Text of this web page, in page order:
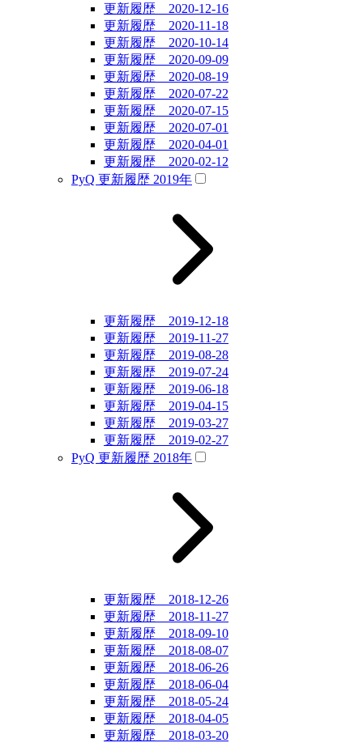
更新履歴 2020-12-16
更新履歴 2020-11-18
更新履歴 2020-10-14
更新履歴 2020-09-09
更新履歴 2020-08-19
更新履歴 2020-07-22
更新履歴 2020-07-15
更新履歴 2020-07-01
更新履歴 2020-04-01
更新履歴 2020-02-12
PyQ 更新履歴 2019年
更新履歴 2019-12-18
更新履歴 2019-11-27
更新履歴 2019-08-28
更新履歴 2019-07-24
更新履歴 2019-06-18
更新履歴 2019-04-15
更新履歴 2019-03-27
更新履歴 2019-02-27
PyQ 更新履歴 2018年
更新履歴 2018-12-26
更新履歴 2018-11-27
更新履歴 2018-09-10
更新履歴 2018-08-07
更新履歴 2018-06-26
更新履歴 2018-06-04
更新履歴 2018-05-24
更新履歴 2018-04-05
更新履歴 2018-03-20